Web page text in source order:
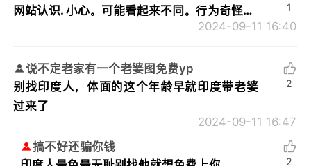
网站认识. 小心。可能看起来不同。行为奇怪…
2024-09-11 16:40
1
说不定老家有一个老婆图免费yp
别找印度人，体面的这个年龄早就印度带老婆
过来了
2024-09-11 16:47
2
搞不好还骗你钱
2